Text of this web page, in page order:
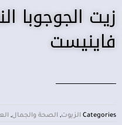
زيت الجوجوبا
فاينيست
Categories الزيوت, الصحة والجمال,